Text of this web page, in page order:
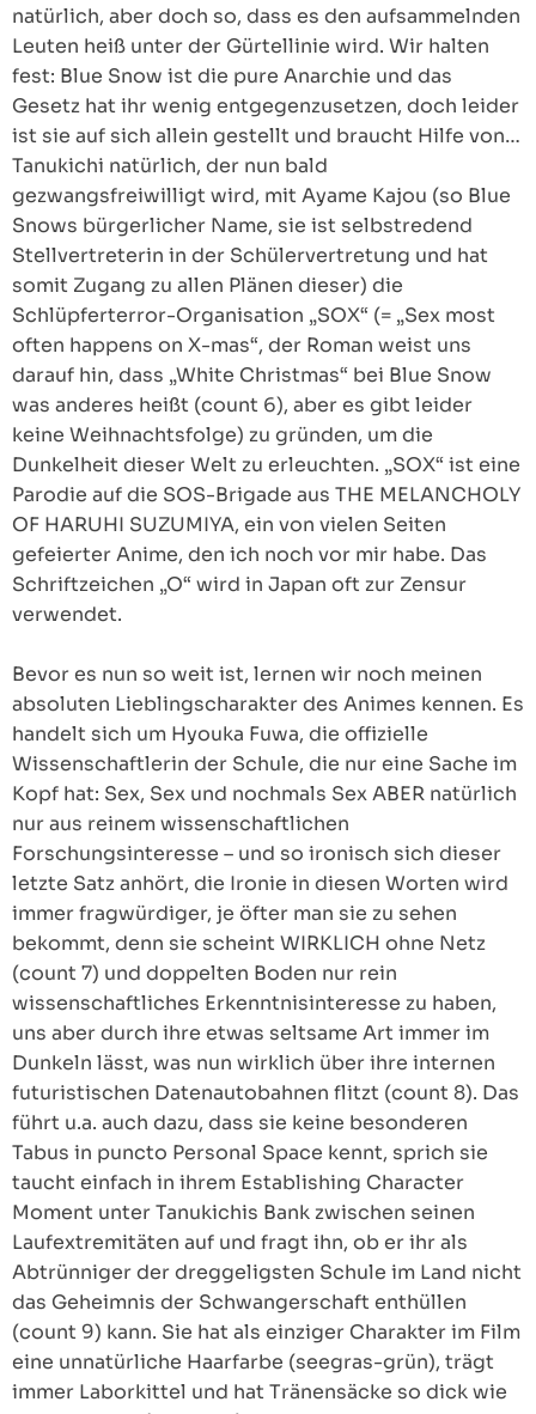
natürlich, aber doch so, dass es den aufsammelnden
Leuten heiß unter der Gürtellinie wird. Wir halten
fest: Blue Snow ist die pure Anarchie und das
Gesetz hat ihr wenig entgegenzusetzen, doch leider
ist sie auf sich allein gestellt und braucht Hilfe von…
Tanukichi natürlich, der nun bald
gezwangsfreiwilligt wird, mit Ayame Kajou (so Blue
Snows bürgerlicher Name, sie ist selbstredend
Stellvertreterin in der Schülervertretung und hat
somit Zugang zu allen Plänen dieser) die
Schlüpferterror-Organisation „SOX“ (= „Sex most
often happens on X-mas“, der Roman weist uns
darauf hin, dass „White Christmas“ bei Blue Snow
was anderes heißt (count 6), aber es gibt leider
keine Weihnachtsfolge) zu gründen, um die
Dunkelheit dieser Welt zu erleuchten. „SOX“ ist eine
Parodie auf die SOS-Brigade aus THE MELANCHOLY
OF HARUHI SUZUMIYA, ein von vielen Seiten
gefeierter Anime, den ich noch vor mir habe. Das
Schriftzeichen „O“ wird in Japan oft zur Zensur
verwendet.
Bevor es nun so weit ist, lernen wir noch meinen
absoluten Lieblingscharakter des Animes kennen. Es
handelt sich um Hyouka Fuwa, die offizielle
Wissenschaftlerin der Schule, die nur eine Sache im
Kopf hat: Sex, Sex und nochmals Sex ABER natürlich
nur aus reinem wissenschaftlichen
Forschungsinteresse – und so ironisch sich dieser
letzte Satz anhört, die Ironie in diesen Worten wird
immer fragwürdiger, je öfter man sie zu sehen
bekommt, denn sie scheint WIRKLICH ohne Netz
(count 7) und doppelten Boden nur rein
wissenschaftliches Erkenntnisinteresse zu haben,
uns aber durch ihre etwas seltsame Art immer im
Dunkeln lässt, was nun wirklich über ihre internen
futuristischen Datenautobahnen flitzt (count 8). Das
führt u.a. auch dazu, dass sie keine besonderen
Tabus in puncto Personal Space kennt, sprich sie
taucht einfach in ihrem Establishing Character
Moment unter Tanukichis Bank zwischen seinen
Laufextremitäten auf und fragt ihn, ob er ihr als
Abtrünniger der dreggeligsten Schule im Land nicht
das Geheimnis der Schwangerschaft enthüllen
(count 9) kann. Sie hat als einziger Charakter im Film
eine unnatürliche Haarfarbe (seegras-grün), trägt
immer Laborkittel und hat Tränensäcke so dick wie